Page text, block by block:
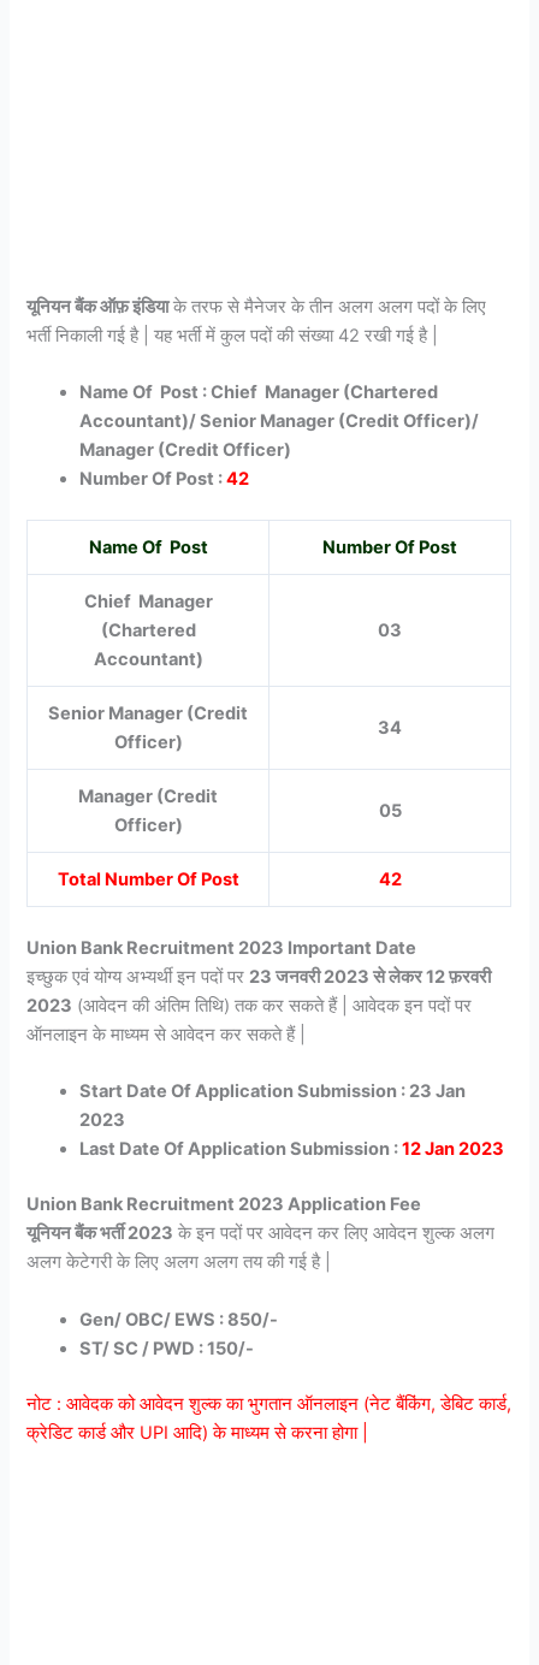
यूनियन बैंक ऑफ़ इंडियाके तरफ से मैनेजर के तीन अलग अलग पदों के लिए
भर्ती निकाली गई है | यह भर्ती में कुल पदों की संख्या 42 रखी गई है |
Name Of Post : Chief Manager (Chartered
Accountant)/ Senior Manager (Credit Officer)/
Manager (Credit Officer)
Number Of Post :42
Name Of Post Number Of Post
Chief Manager
(Chartered
Accountant)
03
Senior Manager (Credit
Officer)
34
Manager (Credit
Officer)
05
Total Number Of Post 42
Union Bank Recruitment 2023 Important Date
इच्छुक एवं योग्य अभ्यर्थी इन पदों पर 23 जनवरी 2023 से लेकर 12 फ़रवरी
2023 (आवेदन की अंतिम तिथि) तक कर सकते हैं | आवेदक इन पदों पर
ऑनलाइन के माध्यम से आवेदन कर सकते हैं |
Start Date Of Application Submission : 23 Jan
2023
Last Date Of Application Submission :12 Jan 2023
Union Bank Recruitment 2023 Application Fee
यूनियन बैंक भर्ती 2023 के इन पदों पर आवेदन कर लिए आवेदन शुल्क अलग
अलग केटेगरी के लिए अलग अलग तय की गई है |
Gen/ OBC/ EWS : 850/-
ST/ SC / PWD : 150/-
नोट : आवेदक को आवेदन शुल्क का भुगतान ऑनलाइन (नेट बैंकिंग, डेबिट कार्ड,
क्रेडिट कार्ड और UPI आदि) के माध्यम से करना होगा |